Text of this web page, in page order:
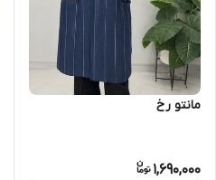
مانتو رخ
1,690,000